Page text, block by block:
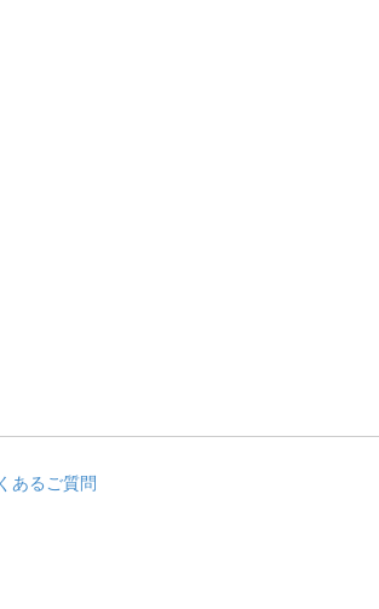
あるご質問